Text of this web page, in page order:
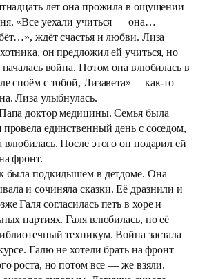
лет она прожила в ощущении
«Все уехали учиться — она…
ждёт счастья и любви. Лиза
он предложил ей учиться, но
началась война. Потом она влюбилась в
споём с тобой, Лизавета»— как-то
Лиза улыбнулась.
доктор медицины. Семья была
единственный день с соседом,
влюбилась. После этого он подарил ей
фронт.
была подкидышем в детдоме. Она
и сочиняла сказки. Её дразнили и
Галя согласилась петь в хоре и
партиях. Галя влюбилась, но её
техникум. Война застала
Галю не хотели брать на фронт
роста, но потом все — же взяли.